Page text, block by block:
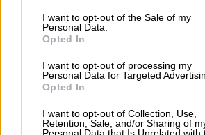
consent section.
I want to opt-out of the Sale of my
Personal Data.
Opted In
I want to opt-out of processing my
Personal Data for Targeted
Opted In
I want to opt-out of Collection, Use,
Retention, Sale, and/or Sharing of
Personal Data that Is Unrelated with
Αλαφούζος: Ναι στους
να εξαφανιστούν σε
λάθους
Νωρίτερα, λόγω
υποχρεώσεων αποχώρησε και